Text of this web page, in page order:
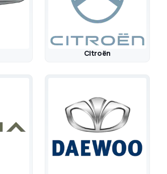
Citroën